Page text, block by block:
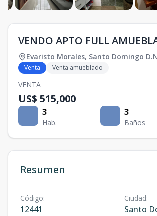
VENDO APTO FULL
Evaristo Morales, Santo Domingo
Venta Venta amueblado
VENTA
US$ 515,000
3
Hab.
3
Baños
Resumen
Código:
12441
Ciudad:
Santo